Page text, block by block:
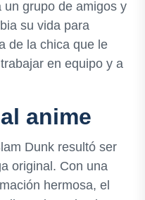
grupo de amigos y
su vida para
de la chica que le
en equipo y a
anime
Dunk resultó ser
original. Con una
hermosa, el